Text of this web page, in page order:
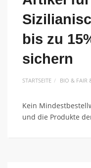
bis zu
sichern
STARTSEITE BIO & FAIR
Kein
und die Produkte